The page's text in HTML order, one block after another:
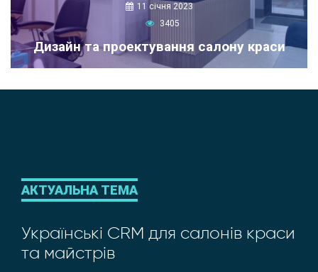
11 січня 2023
3405
Дизайн та проектування салону краси
АКТУАЛЬНА ТЕМА
Українські CRM для салонів краси
та майстрів